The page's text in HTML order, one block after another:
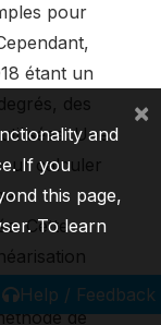
pour
étant un
des
Une
calculer
Cette
que les
de
Help / Feedback
and
If you
this page,
To learn
×